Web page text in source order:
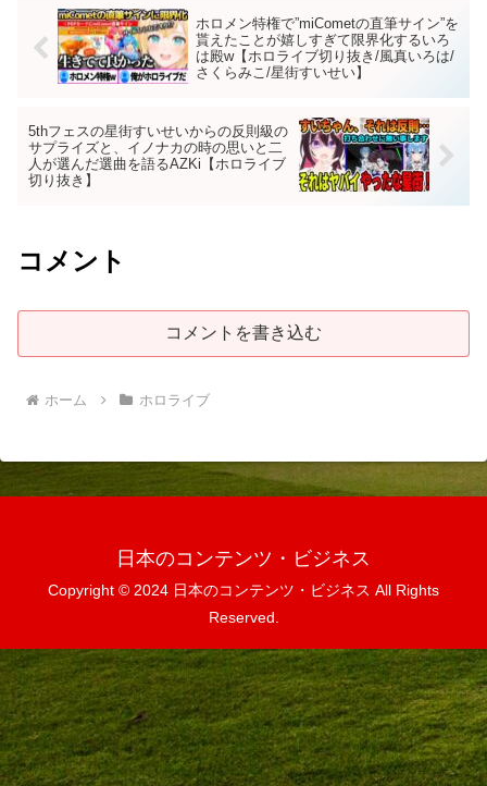
ホロメン特権で”miCometの直筆サイン”を
貰えたことが嬉しすぎて限界化するいろ
は殿w【ホロライブ切り抜き/風真いろは/
さくらみこ/星街すいせい】
5thフェスの星街すいせいからの反則級の
サプライズと、イノナカの時の思いと二
人が選んだ選曲を語るAZKi【ホロライブ
切り抜き】
コメント
コメントを書き込む
ホーム ホロライブ
日本のコンテンツ・ビジネス
Copyright © 2024 日本のコンテンツ・ビジネス All Rights
Reserved.